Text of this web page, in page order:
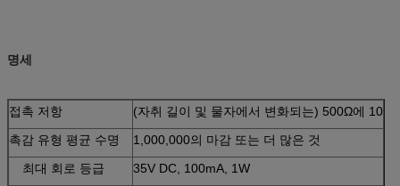
명세
접촉 저항
(자취 길이 및 물자에서 변화되는) 500Ω에 10
촉감 유형 평균 수명
1,000,000의 마감 또는 더 많은 것
최대 회로 등급
35V DC, 100mA, 1W